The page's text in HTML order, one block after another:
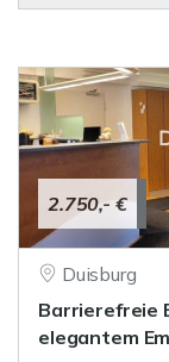
2.750,- €
Duisburg
Barrierefreie
elegantem